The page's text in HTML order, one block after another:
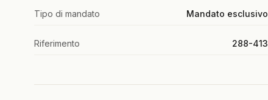
Tipo di mandato Mandato esclusivo
Riferimento 288-413